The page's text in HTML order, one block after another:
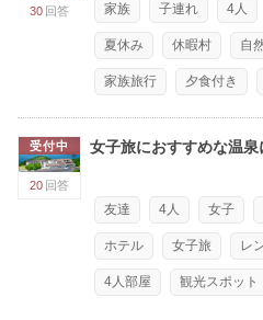
30 回答 家族 子連れ 4人
夏休み 休暇村 自
家族旅行 夕食付き
受付中
20 回答
女子旅におすすめな温泉
友達 4人 女子
ホテル 女子旅 レ
4人部屋 観光スポット